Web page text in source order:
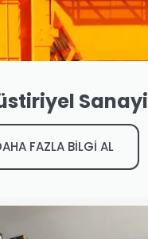
Sanayi
FAZLA BİLGİ AL